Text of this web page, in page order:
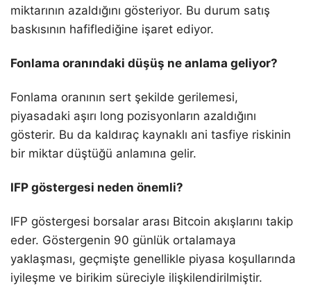
miktarının azaldığını gösteriyor. Bu durum satış
baskısının hafiflediğine işaret ediyor.
Fonlama oranındaki düşüş ne anlama geliyor?
Fonlama oranının sert şekilde gerilemesi,
piyasadaki aşırı long pozisyonların azaldığını
gösterir. Bu da kaldıraç kaynaklı ani tasfiye riskinin
bir miktar düştüğü anlamına gelir.
IFP göstergesi neden önemli?
IFP göstergesi borsalar arası Bitcoin akışlarını takip
eder. Göstergenin 90 günlük ortalamaya
yaklaşması, geçmişte genellikle piyasa koşullarında
iyileşme ve birikim süreciyle ilişkilendirilmiştir.